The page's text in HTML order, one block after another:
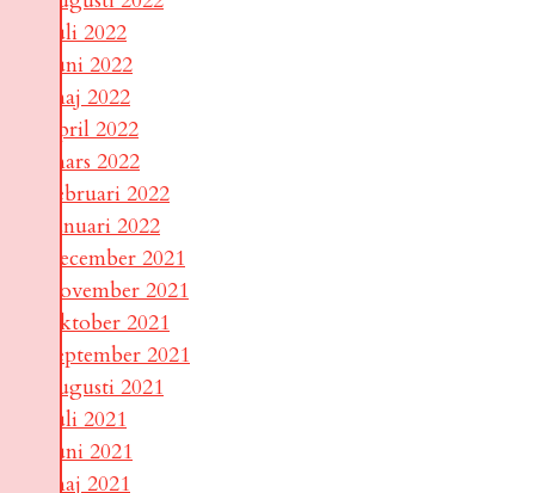
juli 2022
juni 2022
maj 2022
april 2022
mars 2022
februari 2022
januari 2022
december 2021
november 2021
oktober 2021
september 2021
augusti 2021
juli 2021
juni 2021
maj 2021